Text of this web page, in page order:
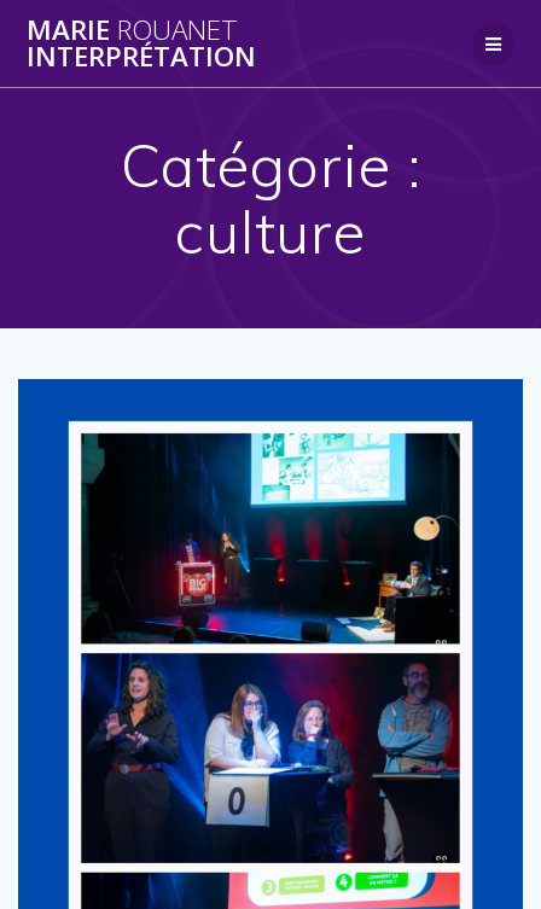
MARIE ROUANET
INTERPRÉTATION
Catégorie :
culture